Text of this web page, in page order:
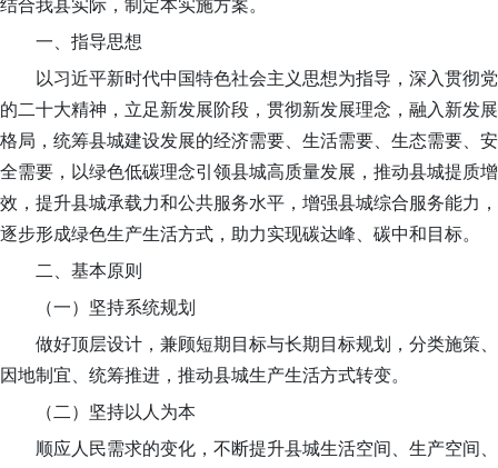
结合我县实际，制定本实施方案。
一、指导思想
以习近平新时代中国特色社会主义思想为指导，深入贯彻党
的二十大精神，立足新发展阶段，贯彻新发展理念，融入新发展
格局，统筹县城建设发展的经济需要、生活需要、生态需要、安
全需要，以绿色低碳理念引领县城高质量发展，推动县城提质增
效，提升县城承载力和公共服务水平，增强县城综合服务能力，
逐步形成绿色生产生活方式，助力实现碳达峰、碳中和目标。
二、基本原则
（一）坚持系统规划
做好顶层设计，兼顾短期目标与长期目标规划，分类施策、
因地制宜、统筹推进，推动县城生产生活方式转变。
（二）坚持以人为本
顺应人民需求的变化，不断提升县城生活空间、生产空间、